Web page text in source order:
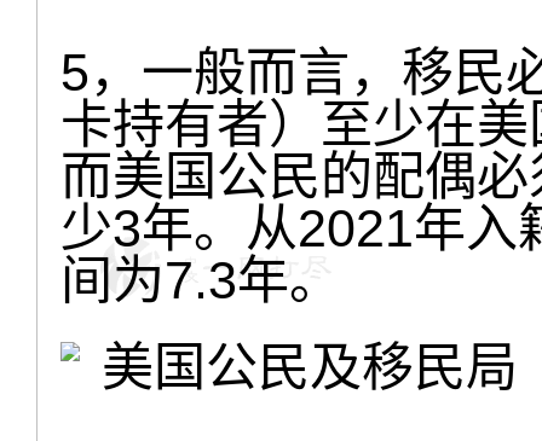
5，一般而言，移民
卡持有者）至少在
而美国公民的配偶
少3年。从2021年入
间为7.3年。